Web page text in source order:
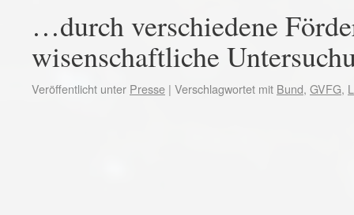
…durch verschiedene
wisenschaftliche
Veröffentlicht unter Presse | Verschlagwortet mit Bund, GVFG,